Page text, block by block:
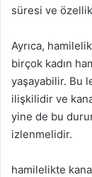
süresi ve
Ayrıca,
birçok kadın
yaşayabilir. Bu
ilişkilidir ve
yine de bu
izlenmelidir.
hamilelikte